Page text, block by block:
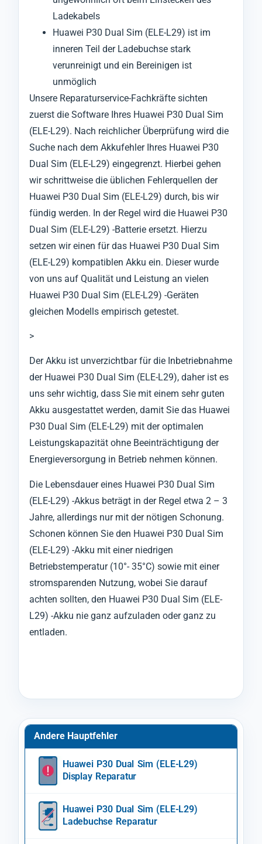
Ladekabels
Huawei P30 Dual Sim (ELE-L29) ist im
inneren Teil der Ladebuchse stark
verunreinigt und ein Bereinigen ist
unmöglich
Unsere Reparaturservice-Fachkräfte sichten
zuerst die Software Ihres Huawei P30 Dual Sim
(ELE-L29). Nach reichlicher Überprüfung wird die
Suche nach dem Akkufehler Ihres Huawei P30
Dual Sim (ELE-L29) eingegrenzt. Hierbei gehen
wir schrittweise die üblichen Fehlerquellen der
Huawei P30 Dual Sim (ELE-L29) durch, bis wir
fündig werden. In der Regel wird die Huawei P30
Dual Sim (ELE-L29) -Batterie ersetzt. Hierzu
setzen wir einen für das Huawei P30 Dual Sim
(ELE-L29) kompatiblen Akku ein. Dieser wurde
von uns auf Qualität und Leistung an vielen
Huawei P30 Dual Sim (ELE-L29) -Geräten
gleichen Modells empirisch getestet.
>
Der Akku ist unverzichtbar für die Inbetriebnahme
der Huawei P30 Dual Sim (ELE-L29), daher ist es
uns sehr wichtig, dass Sie mit einem sehr guten
Akku ausgestattet werden, damit Sie das Huawei
P30 Dual Sim (ELE-L29) mit der optimalen
Leistungskapazität ohne Beeinträchtigung der
Energieversorgung in Betrieb nehmen können.
Die Lebensdauer eines Huawei P30 Dual Sim
(ELE-L29) -Akkus beträgt in der Regel etwa 2 – 3
Jahre, allerdings nur mit der nötigen Schonung.
Schonen können Sie den Huawei P30 Dual Sim
(ELE-L29) -Akku mit einer niedrigen
Betriebstemperatur (10°- 35°C) sowie mit einer
stromsparenden Nutzung, wobei Sie darauf
achten sollten, den Huawei P30 Dual Sim (ELE-
L29) -Akku nie ganz aufzuladen oder ganz zu
entladen.
Andere Hauptfehler
Huawei P30 Dual Sim (ELE-L29)
Display Reparatur
Huawei P30 Dual Sim (ELE-L29)
Ladebuchse Reparatur